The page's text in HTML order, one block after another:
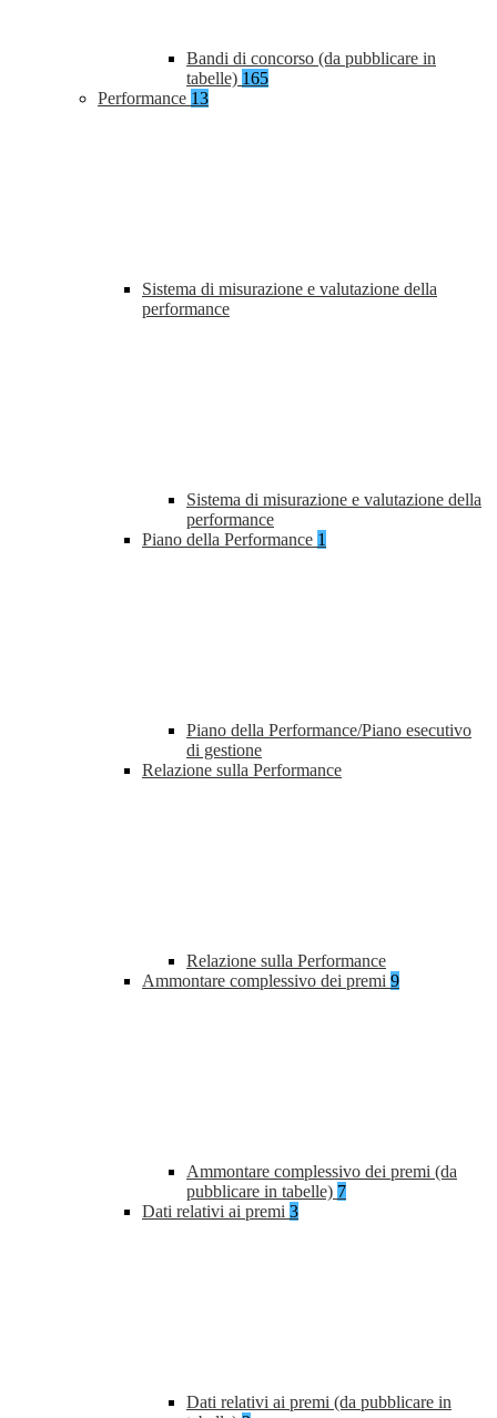
Bandi di concorso (da pubblicare in
tabelle) 165
Performance 13
Sistema di misurazione e valutazione della
performance
Sistema di misurazione e valutazione della
performance
Piano della Performance 1
Piano della Performance/Piano esecutivo
di gestione
Relazione sulla Performance
Relazione sulla Performance
Ammontare complessivo dei premi 9
Ammontare complessivo dei premi (da
pubblicare in tabelle) 7
Dati relativi ai premi 3
Dati relativi ai premi (da pubblicare in